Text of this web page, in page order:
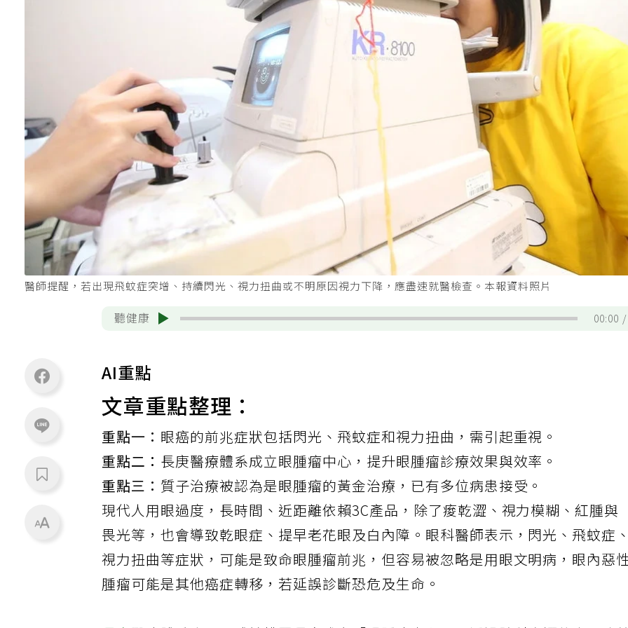
醫師提醒，若出現飛蚊症突增、持續閃光、視力扭曲或不明原因視力下降，應盡速就醫檢查。本報資料照片
聽健康 00:00
AI重點
文章重點整理：
重點一： 眼癌的前兆症狀包括閃光、飛蚊症和視力扭曲，需引起重視。
重點二： 長庚醫療體系成立眼腫瘤中心，提升眼腫瘤診療效果與效率。
重點三： 質子治療被認為是眼腫瘤的黃金治療，已有多位病患接受。
現代人用眼過度，長時間、近距離依賴3C產品，除了痠乾澀、視力模糊、紅腫與
畏光等，也會導致乾眼症、提早老花眼及白內障。眼科醫師表示，閃光、飛蚊症、
視力扭曲等症狀，可能是致命眼腫瘤前兆，但容易被忽略是用眼文明病，眼內惡
腫瘤可能是其他癌症轉移，若延誤診斷恐危及生命。